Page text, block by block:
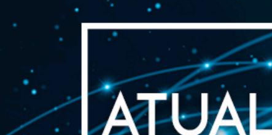
#33 (no title)
Integridade
Blog
#37 (no title)
#38 (no title)